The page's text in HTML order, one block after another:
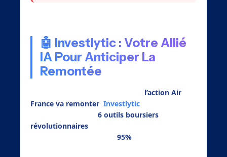
🤖 Investlytic : Votre Allié
IA Pour Anticiper La
Remontée
l’action Air
France va remonter Investlytic
6 outils boursiers
révolutionnaires
95%